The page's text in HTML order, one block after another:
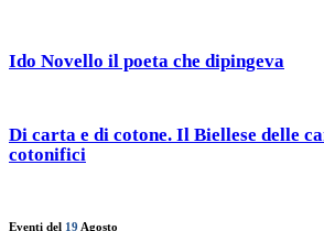
Ido Novello il poeta che dipingeva
Di carta e di cotone. Il Biellese delle
cotonifici
Eventi del 19 Agosto